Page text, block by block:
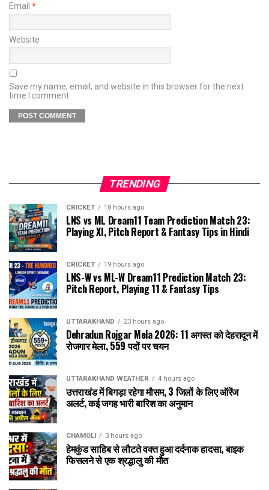
Email *
Website
Save my name, email, and website in this browser for the next
time I comment.
TRENDING
CRICKET 18 hours ago
LNS vs ML Dream11 Team Prediction Match 23:
Playing XI, Pitch Report & Fantasy Tips in Hindi
CRICKET 19 hours ago
LNS-W vs ML-W Dream11 Prediction Match 23:
Pitch Report, Playing 11 & Fantasy Tips
UTTARAKHAND 23 hours ago
Dehradun Rojgar Mela 2026: 11 अगस्त को देहरादून में
रोजगार मेला, 559 पदों पर चयन
UTTARAKHAND WEATHER 4 hours ago
उत्तराखंड में बिगड़ा रहेगा मौसम, 3 जिलों के लिए ऑरेंज
अलर्ट, कई जगह भारी बारिश का अनुमान
CHAMOLI 3 hours ago
हेमकुंड साहिब से लौटते वक्त हुआ दर्दनाक हादसा, बाइक
फिसलने से एक श्रद्धालु की मौत